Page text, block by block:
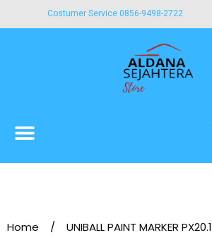
Costumer Service 0856-9498-2722
Home / UNIBALL PAINT MARKER PX20.1